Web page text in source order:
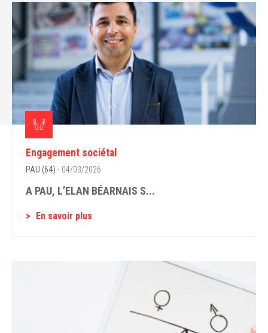
Engagement sociétal
PAU (64) - 04/03/2026
A PAU, L’ELAN BÉARNAIS S...
En savoir plus